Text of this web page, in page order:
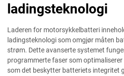
ladingsteknologi
Laderen for motorsykkelbatteri
ladingsteknologi som omgjør måten
strøm. Dette avanserte systemet
programmerte faser som
som det beskytter batteriets integritet